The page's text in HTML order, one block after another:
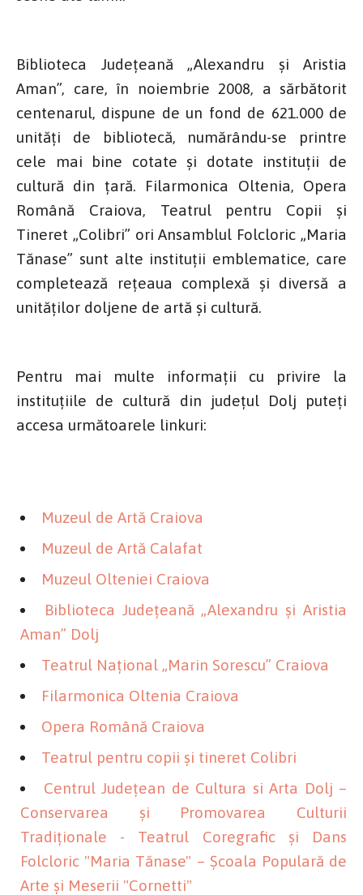
Biblioteca Județeană „Alexandru și Aristia
Aman”, care, în noiembrie 2008, a sărbătorit
centenarul, dispune de un fond de 621.000 de
unități de bibliotecă, numărându-se printre
cele mai bine cotate și dotate instituții de
cultură din țară. Filarmonica Oltenia, Opera
Română Craiova, Teatrul pentru Copii și
Tineret „Colibri” ori Ansamblul Folcloric „Maria
Tănase” sunt alte instituții emblematice, care
completează rețeaua complexă și diversă a
unităților doljene de artă și cultură.
Pentru mai multe informații cu privire la
instituțiile de cultură din județul Dolj puteți
accesa următoarele linkuri:
Muzeul de Artă Craiova
Muzeul de Artă Calafat
Muzeul Olteniei Craiova
Biblioteca Județeană „Alexandru și Aristia
Aman” Dolj
Teatrul Național „Marin Sorescu” Craiova
Filarmonica Oltenia Craiova
Opera Română Craiova
Teatrul pentru copii și tineret Colibri
Centrul Județean de Cultura si Arta Dolj –
Conservarea și Promovarea Culturii
Tradiționale - Teatrul Coregrafic și Dans
Folcloric "Maria Tănase" – Școala Populară de
Arte și Meserii "Cornetti"